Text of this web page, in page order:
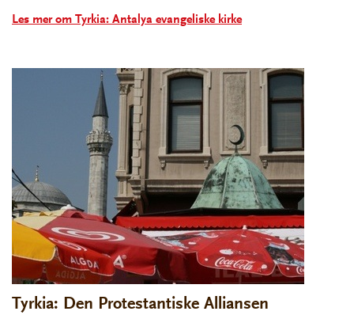
Les mer om Tyrkia: Antalya evangeliske kirke
Tyrkia: Den Protestantiske Alliansen